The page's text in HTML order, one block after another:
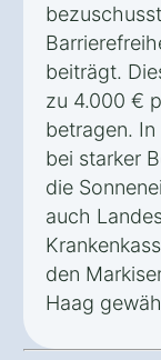
beiträgt.
zu 4.000 €
betragen.
bei starker
die
auch
den
Haag